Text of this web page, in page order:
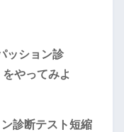
診断テスト短縮